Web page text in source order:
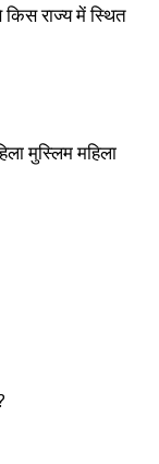
राज्य में स्थित
मुस्लिम महिला